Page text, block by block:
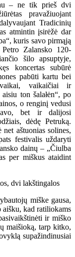
– ne tik prieš dvi
pravažiuojant
Tradicinių
atmintin įsirėžė dar
kuris savo pirmąją
Zalansko 120-
šilo apsuptyje,
koncertas subūrė
pabūti kartu bei
vaikaičiai ir
ton šalałėn“, po
o renginį vedusi
bet ir dalijosi
dėdę Petruką.
aštuonias solines,
festivalis uždaryti
dainų – „Čiulba
per miškus ataidint
miške gausa,
aišku, kad ratiliokams
ir miško
maišioką, tarp kitko,
supažindinusiai